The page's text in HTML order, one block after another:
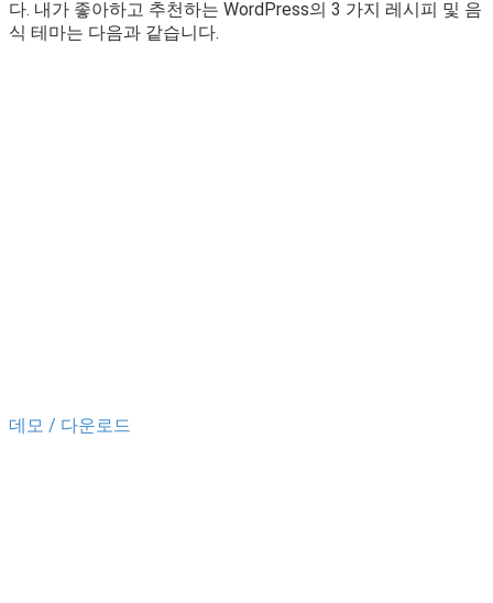
다. 내가 좋아하고 추천하는 WordPress의 3 가지 레시피 및 음
식 테마는 다음과 같습니다.
데모 / 다운로드